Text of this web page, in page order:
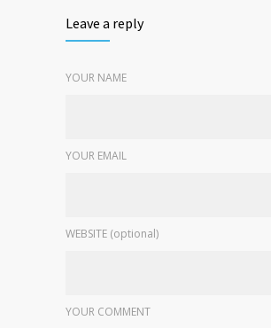
Leave a reply
YOUR NAME
YOUR EMAIL
WEBSITE (optional)
YOUR COMMENT